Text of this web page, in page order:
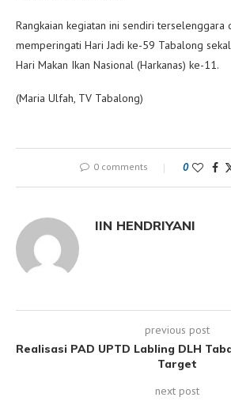
Rangkaian kegiatan ini sendiri terselenggara
memperingati Hari Jadi ke-59 Tabalong
Hari Makan Ikan Nasional (Harkanas) ke-11.
(Maria Ulfah, TV Tabalong)
0 comments 0
IIN HENDRIYANI
previous post
Realisasi PAD UPTD Labling DLH
Target
next post